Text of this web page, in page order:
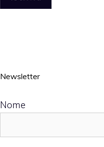
Newsletter
Nome